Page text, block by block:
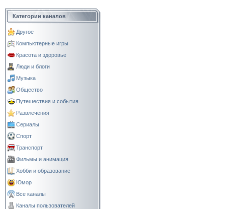
Категории каналов
Другое
Компьютерные игры
Красота и здоровье
Люди и блоги
Музыка
Общество
Путешествия и события
Развлечения
Сериалы
Спорт
Транспорт
Фильмы и анимация
Хобби и образование
Юмор
Все каналы
Каналы пользователей